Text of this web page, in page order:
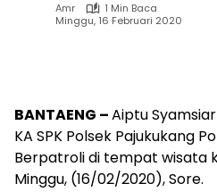
Amr
1 Min Baca
Minggu, 16 Februari 2020
BANTAENG –Aiptu
KA SPK Polsek Pajukukang
Berpatroli di tempat wisata
Minggu, (16/02/2020), Sore.